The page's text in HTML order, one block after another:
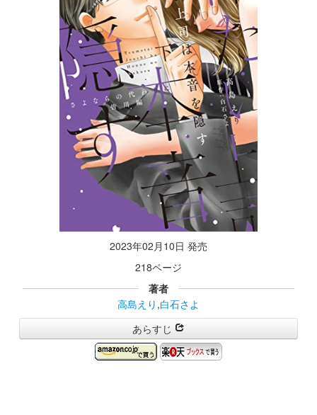
2023年02月10日 発売
218ページ
著者
高島えり ,白石さよ
あらすじ